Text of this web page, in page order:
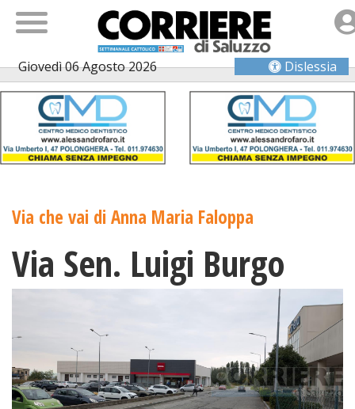
Giovedì 06 Agosto 2026 Dislessia
Via che vai di Anna Maria Faloppa
Via Sen. Luigi Burgo